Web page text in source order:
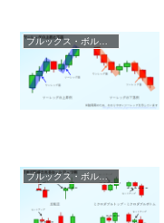
ブルックス・ボルマン本用語
ブルックス・ボルマン本用語